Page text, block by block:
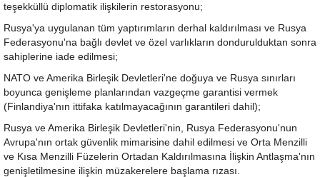
teşekküllü diplomatik ilişkilerin restorasyonu;
Rusya'ya uygulanan tüm yaptırımların derhal kaldırılması ve Rusya
Federasyonu'na bağlı devlet ve özel varlıkların dondurulduktan sonra
sahiplerine iade edilmesi;
NATO ve Amerika Birleşik Devletleri'ne doğuya ve Rusya sınırları
boyunca genişleme planlarından vazgeçme garantisi vermek
(Finlandiya'nın ittifaka katılmayacağının garantileri dahil);
Rusya ve Amerika Birleşik Devletleri'nin, Rusya Federasyonu'nun
Avrupa'nın ortak güvenlik mimarisine dahil edilmesi ve Orta Menzilli
ve Kısa Menzilli Füzelerin Ortadan Kaldırılmasına İlişkin Antlaşma'nın
genişletilmesine ilişkin müzakerelere başlama rızası.